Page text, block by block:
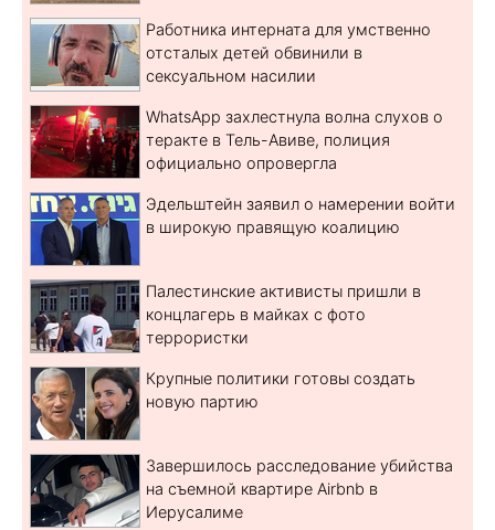
Работника интерната для умственно
отсталых детей обвинили в
сексуальном насилии
WhatsApp захлестнула волна слухов о
теракте в Тель-Авиве, полиция
официально опровергла
Эдельштейн заявил о намерении войти
в широкую правящую коалицию
Палестинские активисты пришли в
концлагерь в майках с фото
террористки
Крупные политики готовы создать
новую партию
Завершилось расследование убийства
на съемной квартире Airbnb в
Иерусалиме